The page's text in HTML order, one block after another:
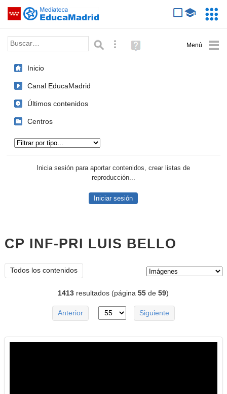
Saltar navegación
Palabra o frase: Búsqueda avanzada
Ayuda
(en
Inicio
Canal EducaMadrid
Últimos contenidos
Centros
Inicia sesión para aportar contenidos, crear listas de
reproducción...
Iniciar sesión
CP INF-PRI LUIS BELLO
Todos los contenidos
1413 resultados (página55 de59)
Anterior Siguiente